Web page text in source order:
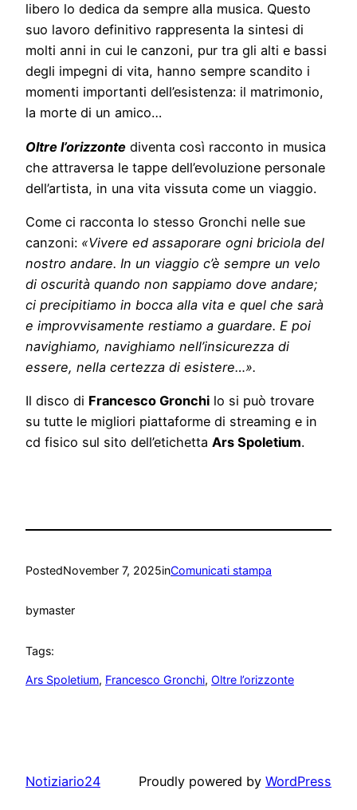
libero lo dedica da sempre alla musica. Questo
suo lavoro definitivo rappresenta la sintesi di
molti anni in cui le canzoni, pur tra gli alti e bassi
degli impegni di vita, hanno sempre scandito i
momenti importanti dell’esistenza: il matrimonio,
la morte di un amico…
Oltre l’orizzonte diventa così racconto in musica
che attraversa le tappe dell’evoluzione personale
dell’artista, in una vita vissuta come un viaggio.
Come ci racconta lo stesso Gronchi nelle sue
canzoni: «Vivere ed assaporare ogni briciola del
nostro andare. In un viaggio c’è sempre un velo
di oscurità quando non sappiamo dove andare;
ci precipitiamo in bocca alla vita e quel che sarà
e improvvisamente restiamo a guardare. E poi
navighiamo, navighiamo nell’insicurezza di
essere, nella certezza di esistere…».
Il disco di Francesco Gronchi lo si può trovare
su tutte le migliori piattaforme di streaming e in
cd fisico sul sito dell’etichetta Ars Spoletium.
PostedNovember 7, 2025inComunicati stampa
bymaster
Tags:
Ars Spoletium, Francesco Gronchi, Oltre l’orizzonte
Notiziario24 Proudly powered by WordPress